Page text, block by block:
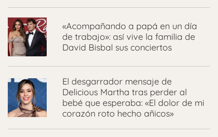
«Acompañando a papá en un día
de trabajo»: así vive la familia de
David Bisbal sus conciertos
El desgarrador mensaje de
Delicious Martha tras perder al
bebé que esperaba: «El dolor de mi
corazón roto hecho añicos»